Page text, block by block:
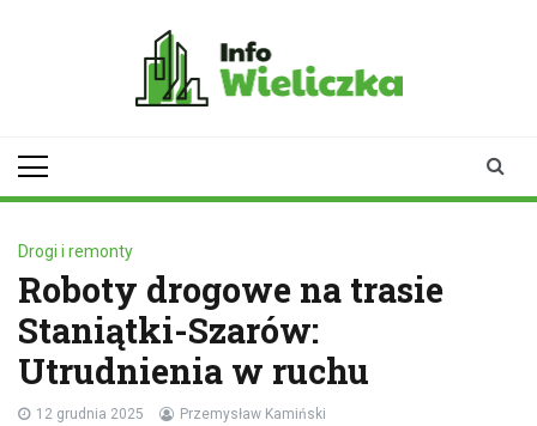
Drogi i remonty
Roboty drogowe na trasie
Staniątki-Szarów:
Utrudnienia w ruchu
12 grudnia 2025 Przemysław Kamiński